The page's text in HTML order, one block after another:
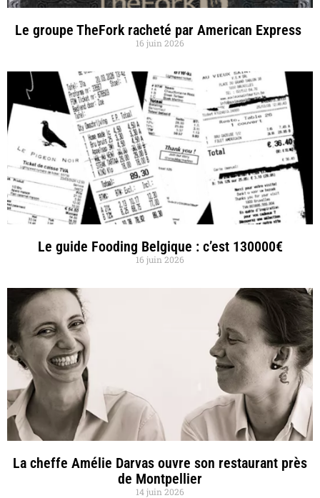
Le groupe TheFork racheté par American Express
16 juin 2026
Le guide Fooding Belgique : c’est 130000€
16 juin 2026
La cheffe Amélie Darvas ouvre son restaurant près
de Montpellier
14 juin 2026